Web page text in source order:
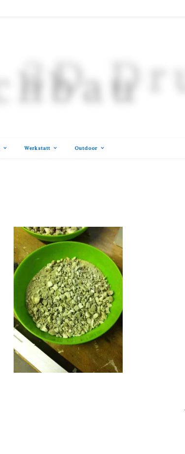
Werkstatt Outdoor